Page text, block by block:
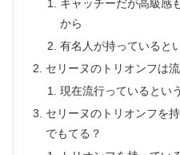
キャッチーだが高級感
から
有名人が持っていると
セリーヌのトリオンフは
現在流行っているとい
セリーヌのトリオンフを
でもてる？